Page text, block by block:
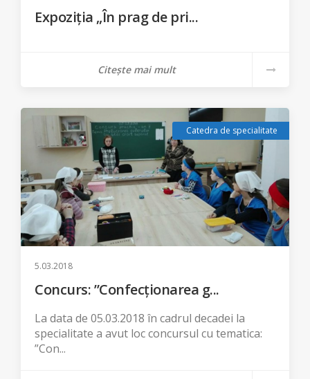
Expoziția „În prag de pri...
Citește mai mult
Catedra de specialitate
5.03.2018
Concurs: ”Confecționarea g...
La data de 05.03.2018 în cadrul decadei la
specialitate a avut loc concursul cu tematica:
”Con...